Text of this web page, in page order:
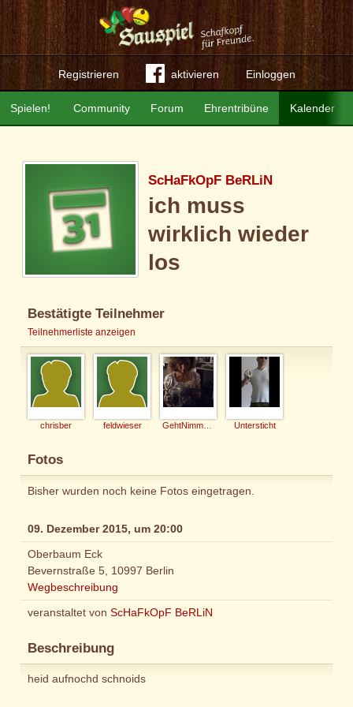
Registrieren aktivieren Einloggen
Community Forum Ehrentribüne Kalender
Spielen!
ScHaFkOpF BeRLiN
ich muss
wirklich wieder
los
Bestätigte Teilnehmer
Teilnehmerliste anzeigen
chrisber feldwieser Untersticht
Fotos
Bisher wurden noch keine Fotos eingetragen.
09. Dezember 2015, um 20:00
Oberbaum Eck
Bevernstraße 5, 10997 Berlin
Wegbeschreibung
veranstaltet von ScHaFkOpF BeRLiN
Beschreibung
heid aufnochd schnoids